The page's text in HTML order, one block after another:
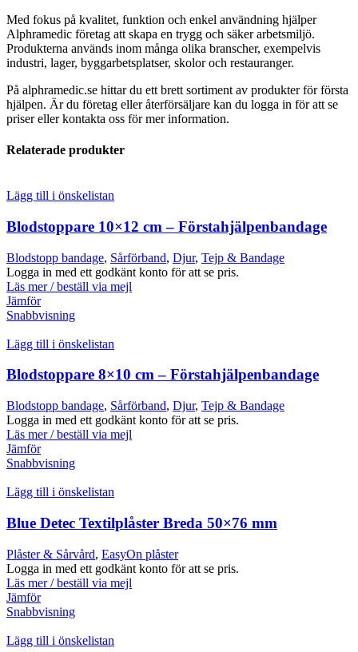
Med fokus på kvalitet, funktion och enkel användning hjälper
Alphramedic företag att skapa en trygg och säker arbetsmiljö.
Produkterna används inom många olika branscher, exempelvis
industri, lager, byggarbetsplatser, skolor och restauranger.
På alphramedic.se hittar du ett brett sortiment av produkter för första
hjälpen. Är du företag eller återförsäljare kan du logga in för att se
priser eller kontakta oss för mer information.
Relaterade produkter
Lägg till i önskelistan
Blodstoppare 10×12 cm – Förstahjälpenbandage
Blodstopp bandage, Sårförband, Djur, Tejp & Bandage
Logga in med ett godkänt konto för att se pris.
Läs mer / beställ via mejl
Jämför
Snabbvisning
Lägg till i önskelistan
Blodstoppare 8×10 cm – Förstahjälpenbandage
Blodstopp bandage, Sårförband, Djur, Tejp & Bandage
Logga in med ett godkänt konto för att se pris.
Läs mer / beställ via mejl
Jämför
Snabbvisning
Lägg till i önskelistan
Blue Detec Textilplåster Breda 50×76 mm
Plåster & Sårvård, EasyOn plåster
Logga in med ett godkänt konto för att se pris.
Läs mer / beställ via mejl
Jämför
Snabbvisning
Lägg till i önskelistan